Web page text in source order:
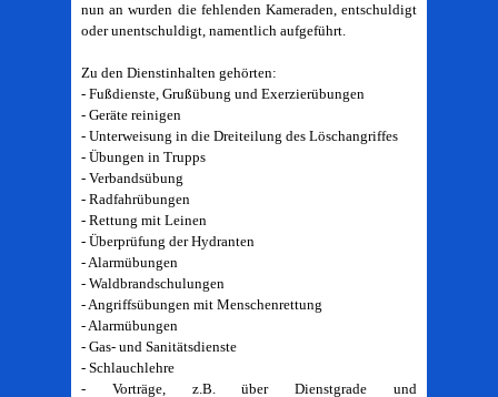
nun an wurden die fehlenden Kameraden, entschuldigt
oder unentschuldigt, namentlich aufgeführt.
Zu den Dienstinhalten gehörten:
- Fußdienste, Grußübung und Exerzierübungen
- Geräte reinigen
- Unterweisung in die Dreiteilung des Löschangriffes
- Übungen in Trupps
- Verbandsübung
- Radfahrübungen
- Rettung mit Leinen
- Überprüfung der Hydranten
- Alarmübungen
- Waldbrandschulungen
- Angriffsübungen mit Menschenrettung
- Alarmübungen
- Gas- und Sanitätsdienste
- Schlauchlehre
- Vorträge, z.B. über Dienstgrade und